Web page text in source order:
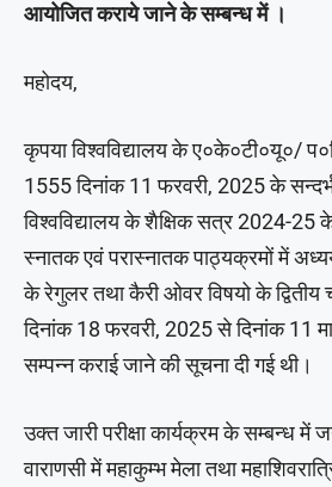
आयोजित कराये जाने के सम्बन्ध में ।
महोदय,
कृपया विश्वविद्यालय के ए०के०टी०यू०/
1555 दिनांक 11 फरवरी, 2025 के
विश्वविद्यालय के शैक्षिक सत्र 2024-25
स्नातक एवं परास्नातक पाठ्यक्रमों में
के रेगुलर तथा कैरी ओवर विषयो के द्वितीय
दिनांक 18 फरवरी, 2025 से दिनांक 11
सम्पन्न कराई जाने की सूचना दी गई थी।
उक्त जारी परीक्षा कार्यक्रम के सम्बन्ध में
वाराणसी में महाकुम्भ मेला तथा